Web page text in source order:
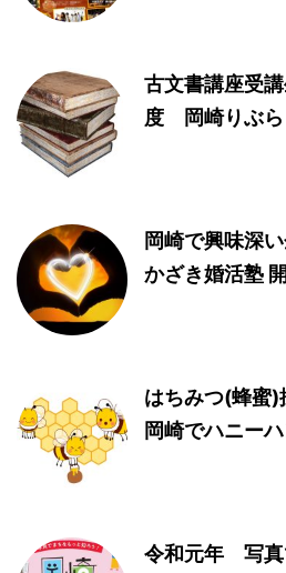
古文書講座受
度 岡崎りぶら
岡崎で興味深
かざき婚活塾
はちみつ(蜂蜜
岡崎でハニー
令和元年 写真